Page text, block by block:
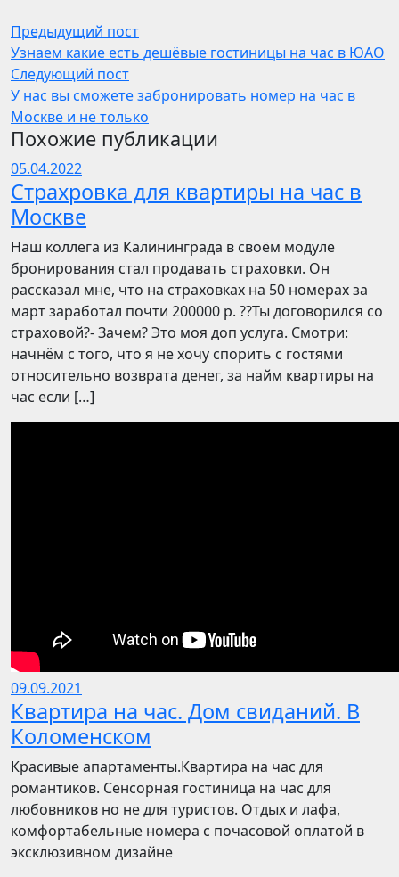
Предыдущий пост
Узнаем какие есть дешёвые гостиницы на час в ЮАО
Следующий пост
У нас вы сможете забронировать номер на час в
Москве и не только
Похожие публикации
05.04.2022
Страхровка для квартиры на час в
Москве
Наш коллега из Калининграда в своём модуле
бронирования стал продавать страховки. Он
рассказал мне, что на страховках на 50 номерах за
март заработал почти 200000 р. ??Ты договорился со
страховой?- Зачем? Это моя доп услуга. Смотри:
начнём с того, что я не хочу спорить с гостями
относительно возврата денег, за найм квартиры на
час если […]
09.09.2021
Квартира на час. Дом свиданий. В
Коломенском
Красивые апартаменты.Квартира на час для
романтиков. Сенсорная гостиница на час для
любовников но не для туристов. Отдых и лафа,
комфортабельные номера с почасовой оплатой в
эксклюзивном дизайне